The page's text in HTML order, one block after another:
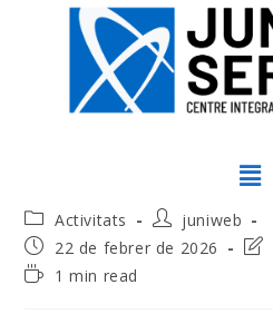
Activitats
juniweb
22 de febrer de 2026
1 min read